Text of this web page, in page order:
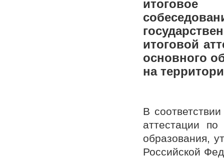
итоговое
итоговой
основного
на
В
аттестации
образования,
Российской